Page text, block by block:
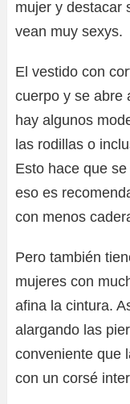
mujer y destacar
vean muy sexys.
El vestido con
cuerpo y se abre
hay algunos
las rodillas o
Esto hace que
eso es
con menos
Pero también
mujeres con
afina la cintura.
alargando las
conveniente que
con un corsé